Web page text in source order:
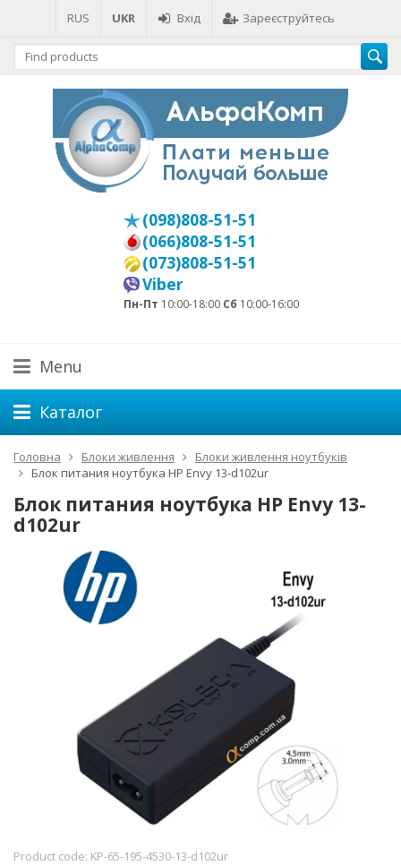
RUS UKR Вхід Зареєструйтесь
(098)808-51-51
(066)808-51-51
(073)808-51-51
Viber
Пн-Пт 10:00-18:00 Сб 10:00-16:00
Menu
Каталог
Головна Блоки живлення
Блоки живлення ноутбуків
Блок питания ноутбука HP Envy 13-d102ur
Блок питания ноутбука HP Envy 13-
d102ur
Product code: KP-65-195-4530-13-d102ur